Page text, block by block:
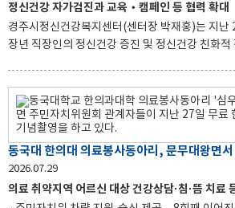
있어 뜻깊다”며 “앞으로도 농업과 지역사회를 위
정신건강 자가검진과 교육‧캠페인 등 협력 확대
경주시정신건강복지센터(센터장 박재홍)는 지난
장년 직장인의 정신건강 증진 및 정신건강 친화
다 쉽게 이용할 수 있는 환경을 마련하기 위해 추진됐다. 이날 협약
기관 관계자들이 참석해 직장인의 정신건강 증진
적인 사업 추진 방향을 논의했다. 양 기관은 협약에 따라 힐튼호텔 경주 임직
원을 대상으로 정신건강 자가검진과 상담 서비스
변이도(HRV) 검사와 체험 프로그램을 활용한 인
진할 계획이다. 박재홍 센터장은 "중장년층의
동국대 한의대 의료봉사동아리, 문무대왕면
2026.07.29
의료 취약지역 어르신 대상 건강상담·침·뜸 치료